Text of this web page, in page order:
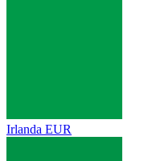
Irlanda EUR